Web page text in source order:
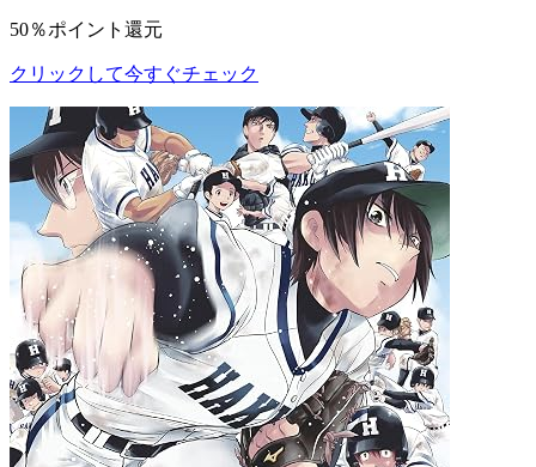
50％ポイント還元
クリックして今すぐチェック